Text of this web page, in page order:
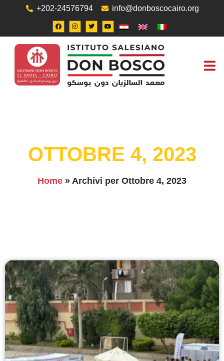
+202-24576794 info@donboscocairo.org
OTTOBRE 4, 2023
Home » Archivi per Ottobre 4, 2023